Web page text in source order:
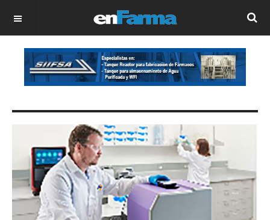
OFF CANVAS